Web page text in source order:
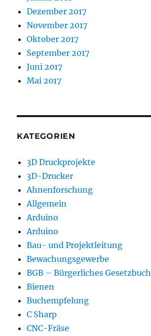
Dezember 2017
November 2017
Oktober 2017
September 2017
Juni 2017
Mai 2017
KATEGORIEN
3D Druckprojekte
3D-Drucker
Ahnenforschung
Allgemein
Arduino
Arduino
Bau- und Projektleitung
Bewachungsgewerbe
BGB – Bürgerliches Gesetzbuch
Bienen
Buchempfelung
C Sharp
CNC-Fräse